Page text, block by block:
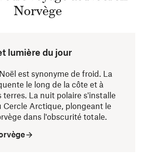
Norvège
lumière du jour
est synonyme de froid. La
le long de la côte et à
terres. La nuit polaire s'installe
Cercle Arctique, plongeant le
dans l'obscurité totale.